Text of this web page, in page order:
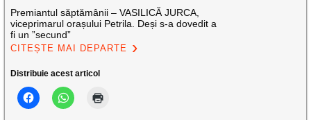
Premiantul săptămânii – VASILICĂ JURCA,
viceprimarul orașului Petrila. Deși s-a dovedit a
fi un ”secund”
CITEȘTE MAI DEPARTE
Distribuie acest articol